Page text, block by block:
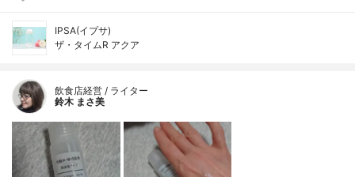
IPSA(イプサ)
ザ・タイムR アクア
飲食店経営 / ライター
鈴木 まさ美